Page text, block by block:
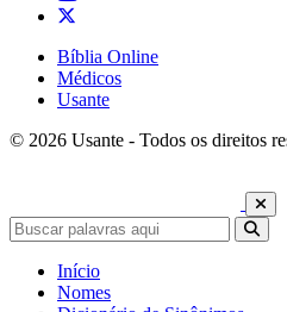
Bíblia Online
Médicos
Usante
© 2026 Usante - Todos os direitos
Início
Nomes